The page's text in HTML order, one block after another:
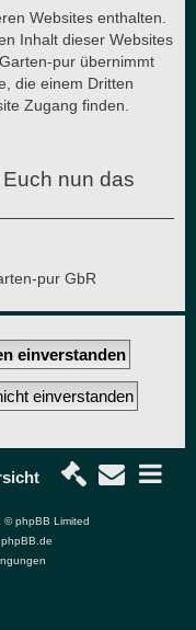
Websites enthalten.
Inhalt dieser Websites
pur übernimmt
die einem Dritten
Zugang finden.
nun das
pur GbR
© phpBB Limited
phpBB.de